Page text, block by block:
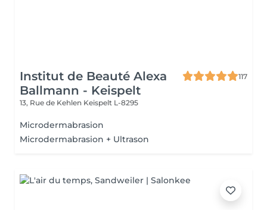
Institut de Beauté Alexa
Ballmann - Keispelt
117
13, Rue de Kehlen Keispelt L-8295
Microdermabrasion
Microdermabrasion + Ultrason